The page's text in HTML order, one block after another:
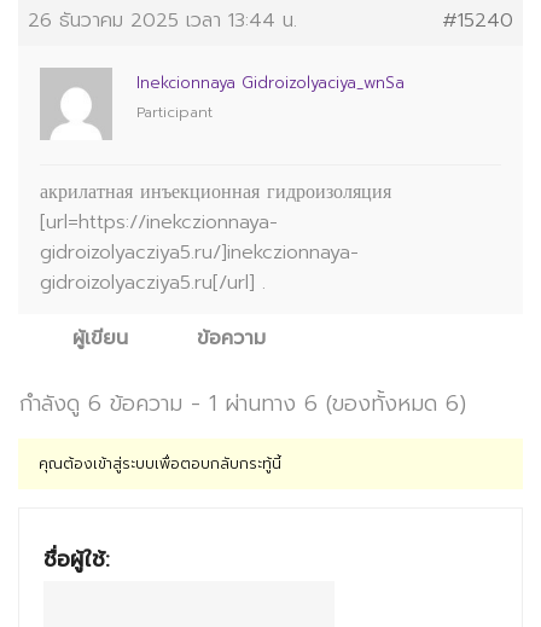
26 ธันวาคม 2025 เวลา 13:44 น.
#15240
Inekcionnaya Gidroizolyaciya_wnSa
Participant
акрилатная инъекционная гидроизоляция
[url=https://inekczionnaya-
gidroizolyacziya5.ru/]inekczionnaya-
gidroizolyacziya5.ru[/url] .
ผู้เขียน
ข้อความ
กำลังดู 6 ข้อความ - 1 ผ่านทาง 6 (ของทั้งหมด 6)
คุณต้องเข้าสู่ระบบเพื่อตอบกลับกระทู้นี้
ชื่อผู้ใช้: